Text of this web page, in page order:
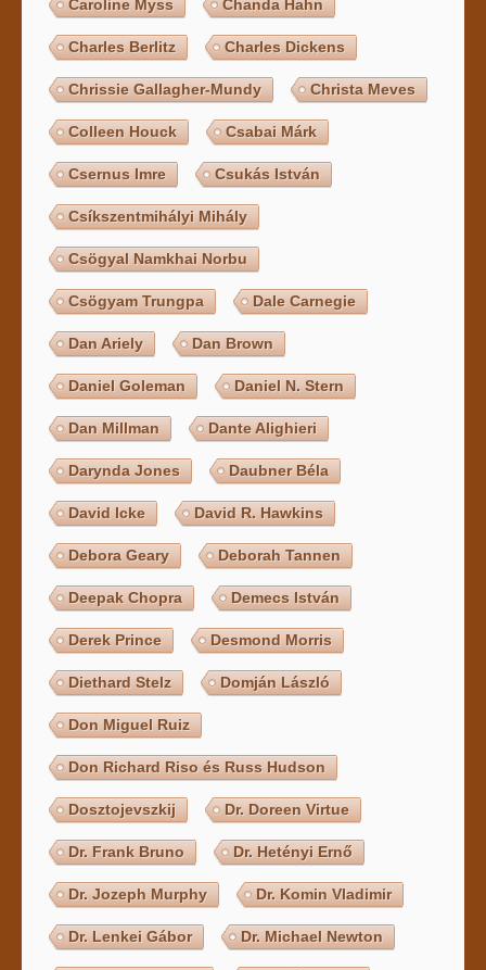
Caroline Myss Chanda Hahn
Charles Berlitz Charles Dickens
Chrissie Gallagher-Mundy Christa Meves
Colleen Houck Csabai Márk
Csernus Imre Csukás István
Csíkszentmihályi Mihály
Csögyal Namkhai Norbu
Csögyam Trungpa Dale Carnegie
Dan Ariely Dan Brown
Daniel Goleman Daniel N. Stern
Dan Millman Dante Alighieri
Darynda Jones Daubner Béla
David Icke David R. Hawkins
Debora Geary Deborah Tannen
Deepak Chopra Demecs István
Derek Prince Desmond Morris
Diethard Stelz Domján László
Don Miguel Ruiz
Don Richard Riso és Russ Hudson
Dosztojevszkij Dr. Doreen Virtue
Dr. Frank Bruno Dr. Hetényi Ernő
Dr. Jozeph Murphy Dr. Komin Vladimir
Dr. Lenkei Gábor Dr. Michael Newton